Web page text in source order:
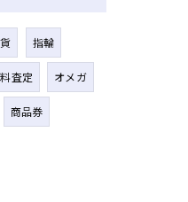
指輪
査定 オメガ
商品券